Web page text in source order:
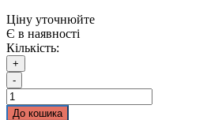
Ціну уточнюйте
Є в наявності
Кількість:
+
-
До кошика